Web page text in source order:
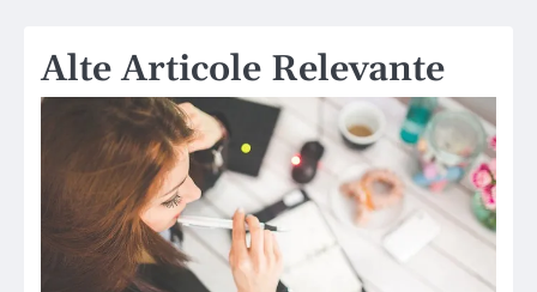
articole
Alte Articole Relevante